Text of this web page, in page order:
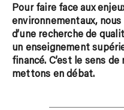
Pour faire face aux
environnementaux,
d’une recherche de
un enseignement
financé. C’est le sens
mettons en débat.